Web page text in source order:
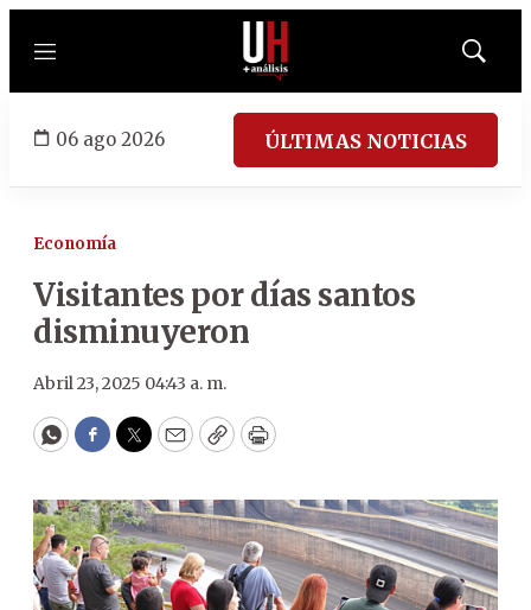
Menú
Mostrar
06 ago 2026 ÚLTIMAS NOTICIAS
Economía
Visitantes por días santos
disminuyeron
Abril 23, 2025 04:43 a. m.
WhatsApp
Facebook
Twitter
EmailCopyPrint